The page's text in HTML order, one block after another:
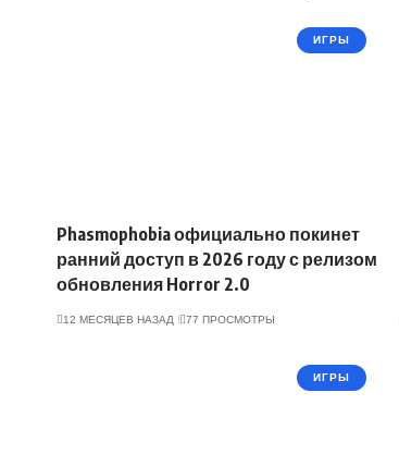
ИГРЫ
Phasmophobia официально покинет
ранний доступ в 2026 году с релизом
обновления Horror 2.0
12 МЕСЯЦЕВ НАЗАД 77 ПРОСМОТРЫ
ИГРЫ